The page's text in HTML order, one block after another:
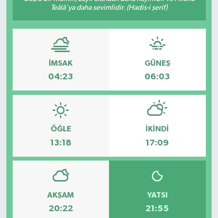
Teâlâ'ya daha sevimlidir. (Hadis-i şerif)
İMSAK
04:23
GÜNEŞ
06:03
ÖĞLE
13:18
İKINDI
17:09
AKŞAM
20:22
YATSI
21:55